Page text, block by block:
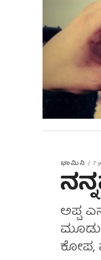
ಭಾಮಿನಿ 7
ಅಪ್ಪ
ಕೋಪ,